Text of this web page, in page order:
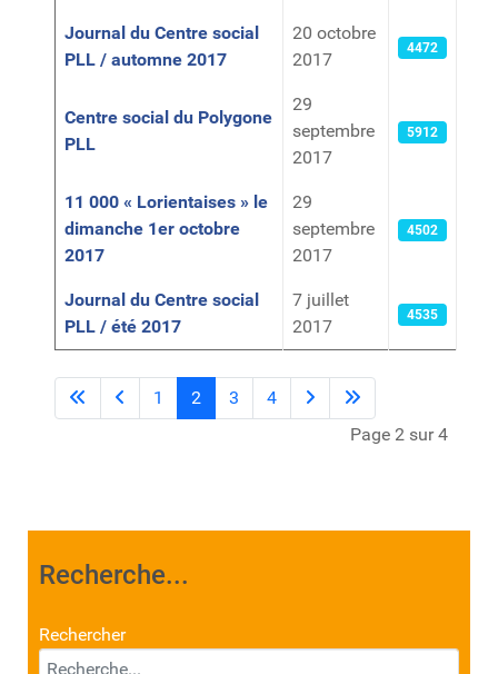
Journal du Centre social
PLL / automne 2017
20 octobre
2017
4472
Centre social du Polygone
PLL
29
septembre
2017
5912
11 000 « Lorientaises » le
dimanche 1er octobre
2017
29
septembre
2017
4502
Journal du Centre social
PLL / été 2017
7 juillet
2017
4535
Page 2 sur 4
1 2 3 4
Recherche...
Rechercher